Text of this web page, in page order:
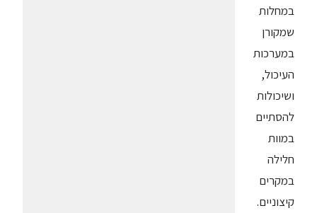
במחלות
שמקורן
במערכות
העיכול,
ושיכולות
להסתיים
במוות
חלילה
במקרים
קיצוניים.